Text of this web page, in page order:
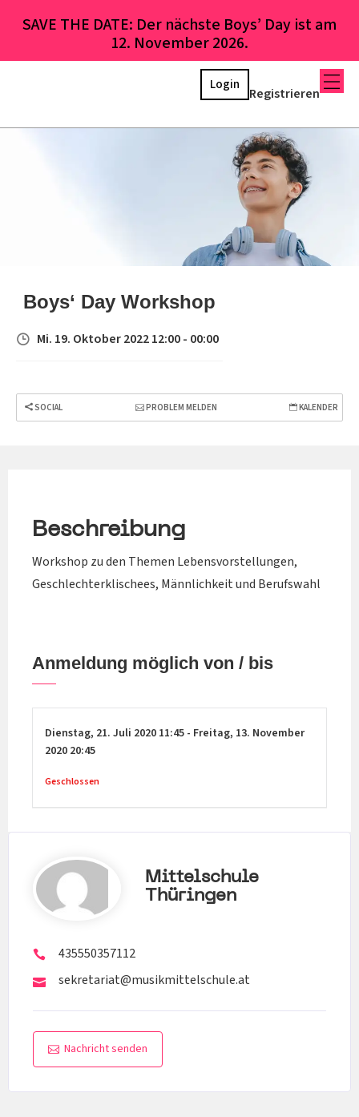
SAVE THE DATE: Der nächste Boys’ Day ist am
12. November 2026.
Registrieren
Login
Boys‘ Day Workshop
Mi. 19. Oktober 2022 12:00 - 00:00
SOCIAL PROBLEM MELDEN KALENDER
Beschreibung
Workshop zu den Themen Lebensvorstellungen,
Geschlechterklischees, Männlichkeit und Berufswahl
Anmeldung möglich von / bis
Dienstag, 21. Juli 2020 11:45 - Freitag, 13. November
2020 20:45
Geschlossen
Mittelschule
Thüringen
435550357112
sekretariat@musikmittelschule.at
Nachricht senden